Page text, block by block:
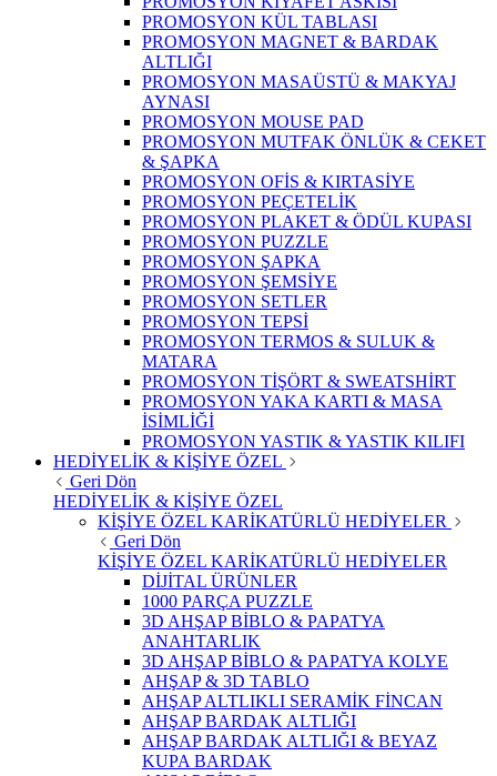
PROMOSYON KÜL TABLASI
PROMOSYON MAGNET & BARDAK
ALTLIĞI
PROMOSYON MASAÜSTÜ & MAKYAJ
AYNASI
PROMOSYON MOUSE PAD
PROMOSYON MUTFAK ÖNLÜK & CEKET
& ŞAPKA
PROMOSYON OFİS & KIRTASİYE
PROMOSYON PEÇETELİK
PROMOSYON PLAKET & ÖDÜL KUPASI
PROMOSYON PUZZLE
PROMOSYON ŞAPKA
PROMOSYON ŞEMSİYE
PROMOSYON SETLER
PROMOSYON TEPSİ
PROMOSYON TERMOS & SULUK &
MATARA
PROMOSYON TİŞÖRT & SWEATSHİRT
PROMOSYON YAKA KARTI & MASA
İSİMLİĞİ
PROMOSYON YASTIK & YASTIK KILIFI
HEDİYELİK & KİŞİYE ÖZEL
Geri Dön
HEDİYELİK & KİŞİYE ÖZEL
KİŞİYE ÖZEL KARİKATÜRLÜ HEDİYELER
Geri Dön
KİŞİYE ÖZEL KARİKATÜRLÜ HEDİYELER
DİJİTAL ÜRÜNLER
1000 PARÇA PUZZLE
3D AHŞAP BİBLO & PAPATYA
ANAHTARLIK
3D AHŞAP BİBLO & PAPATYA KOLYE
AHŞAP & 3D TABLO
AHŞAP ALTLIKLI SERAMİK FİNCAN
AHŞAP BARDAK ALTLIĞI
AHŞAP BARDAK ALTLIĞI & BEYAZ
KUPA BARDAK